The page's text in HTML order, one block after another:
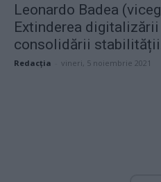
Leonardo Badea
Extinderea
consolidării
Redacţia vineri, 5 noiembrie 2021